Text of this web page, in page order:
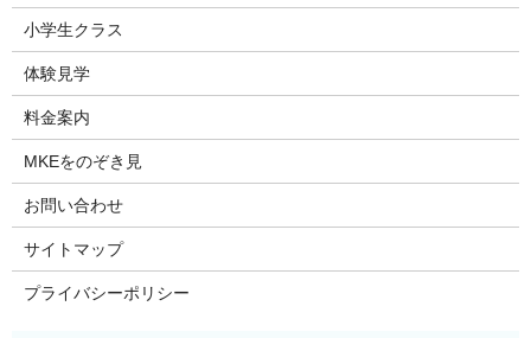
小学生クラス
体験見学
料金案内
MKEをのぞき見
お問い合わせ
サイトマップ
プライバシーポリシー